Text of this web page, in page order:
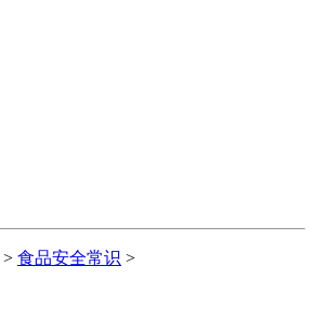
> 食品安全常识 >